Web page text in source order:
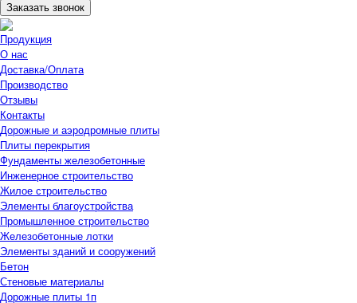
Заказать звонок
Продукция
О нас
Доставка/Оплата
Производство
Отзывы
Контакты
Дорожные и аэродромные плиты
Плиты перекрытия
Фундаменты железобетонные
Инженерное строительство
Жилое строительство
Элементы благоустройства
Промышленное строительство
Железобетонные лотки
Элементы зданий и сооружений
Бетон
Стеновые материалы
Дорожные плиты 1п